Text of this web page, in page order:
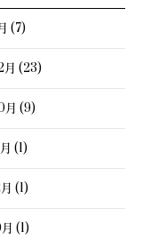
(7)
月 (23)
月 (9)
(1)
(1)
(1)